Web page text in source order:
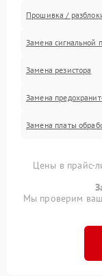
Прошивка /
Замена сигнальной
Замена резистора
Замена
Замена платы
Цены в прайс-
Мы проверим